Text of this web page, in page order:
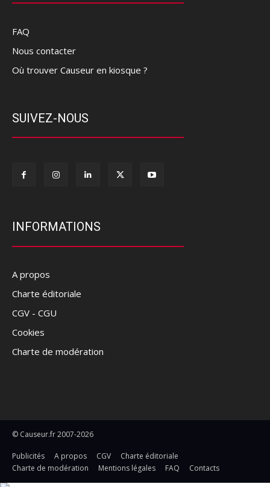
FAQ
Nous contacter
Où trouver Causeur en kiosque ?
SUIVEZ-NOUS
INFORMATIONS
A propos
Charte éditoriale
CGV - CGU
Cookies
Charte de modération
© Causeur.fr 2007-2026
Publicités A propos CGV
Charte éditoriale
Charte de modération
Mentions légales FAQ Contacts